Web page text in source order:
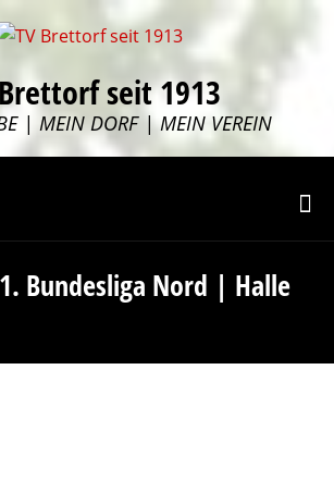
seit 1913
| MEIN DORF | MEIN VEREIN
Bundesliga Nord | Halle